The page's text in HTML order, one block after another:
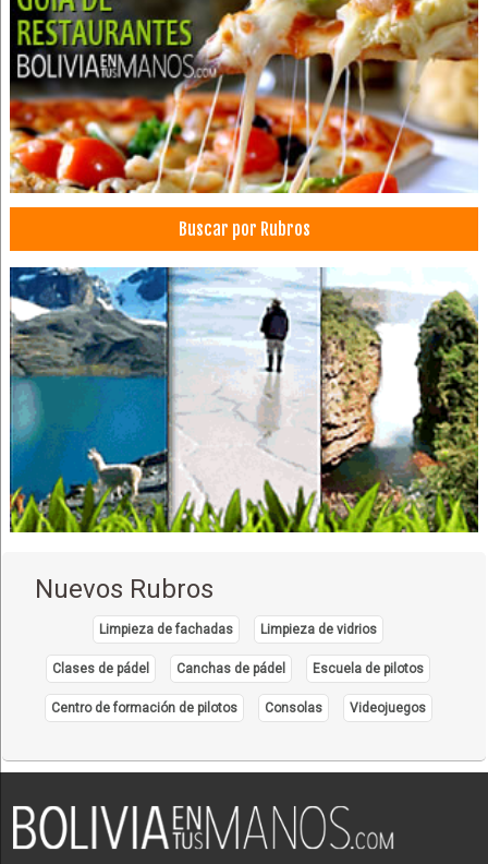
Alimentos Procesados
Carnes Frías
Embutidos
Hot Dog
Industrias Alimenticias
Pizzas
Peluquerías
Médicos Psiquiatras
Equipos médicos
Equipamiento médico
Equipos e insumos hospitalarios
Equipo e Instrumental Médico, Hospitalario
Instrumental e Insumos Médicos
Odontología: Equipos, Materiales
Importación de Insumos Dentales
Gimnasios
Fitness
Buscar por Rubros
Nuevos Rubros
Limpieza de fachadas Limpieza de vidrios
Clases de pádel Canchas de pádel Escuela de pilotos
Centro de formación de pilotos Consolas Videojuegos